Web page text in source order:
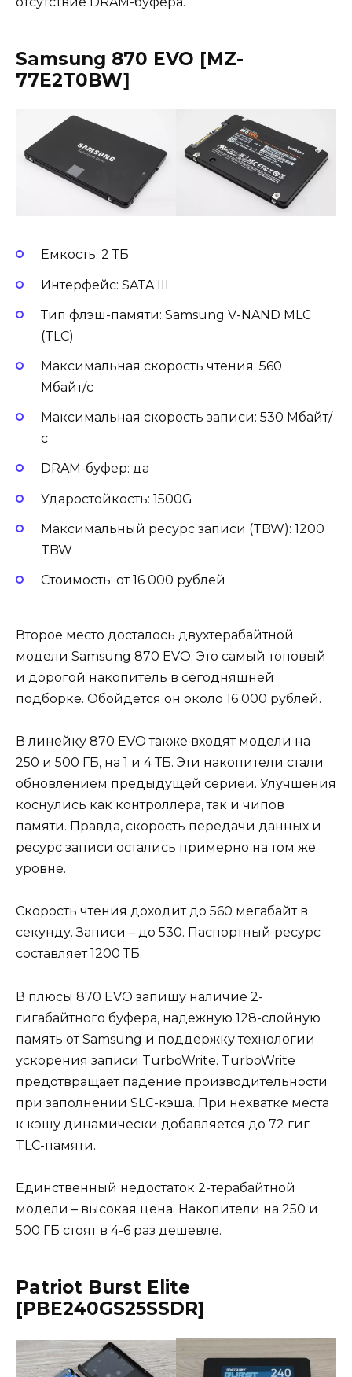
Samsung 870 EVO [MZ-
77E2T0BW]
Емкость: 2 ТБ
Интерфейс: SATA III
Тип флэш-памяти: Samsung V-NAND MLC
(TLC)
Максимальная скорость чтения: 560
Мбайт/c
Максимальная скорость записи: 530 Мбайт/
с
DRAM-буфер: да
Ударостойкость: 1500G
Максимальный ресурс записи (TBW): 1200
TBW
Стоимость: от 16 000 рублей
Второе место досталось двухтерабайтной
модели Samsung 870 EVO. Это самый топовый
и дорогой накопитель в сегодняшней
подборке. Обойдется он около 16 000 рублей.
В линейку 870 EVO также входят модели на
250 и 500 ГБ, на 1 и 4 ТБ. Эти накопители стали
обновлением предыдущей сериеи. Улучшения
коснулись как контроллера, так и чипов
памяти. Правда, скорость передачи данных и
ресурс записи остались примерно на том же
уровне.
Скорость чтения доходит до 560 мегабайт в
секунду. Записи – до 530. Паспортный ресурс
составляет 1200 ТБ.
В плюсы 870 EVO запишу наличие 2-
гигабайтного буфера, надежную 128-слойную
память от Samsung и поддержку технологии
ускорения записи TurboWrite. TurboWrite
предотвращает падение производительности
при заполнении SLC-кэша. При нехватке места
к кэшу динамически добавляется до 72 гиг
TLC-памяти.
Единственный недостаток 2-терабайтной
модели – высокая цена. Накопители на 250 и
500 ГБ стоят в 4-6 раз дешевле.
Patriot Burst Elite
[PBE240GS25SSDR]